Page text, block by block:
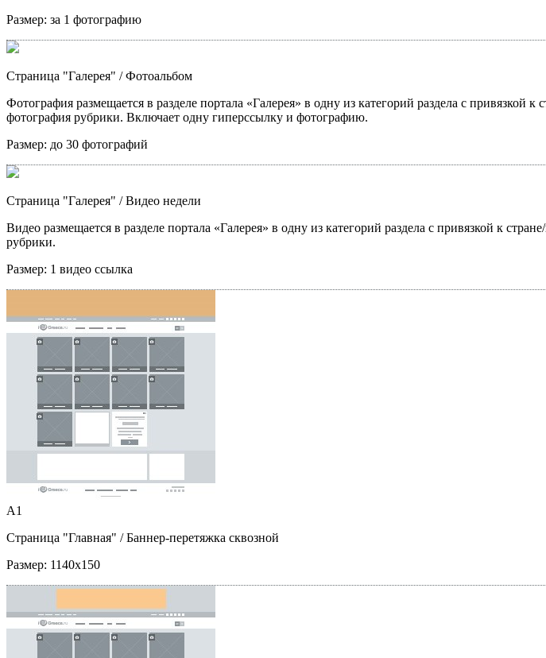
Размер: за 1 фотографию
Страница "Галерея" / Фотоальбом
Фотография размещается в разделе портала «Галерея» в одну из категорий раздела с привязкой
фотография рубрики. Включает одну гиперссылку и фотографию.
Размер: до 30 фотографий
Страница "Галерея" / Видео недели
Видео размещается в разделе портала «Галерея» в одну из категорий раздела с привязкой к
рубрики.
Размер: 1 видео ссылка
A1
Страница "Главная" / Баннер-перетяжка сквозной
Размер: 1140x150